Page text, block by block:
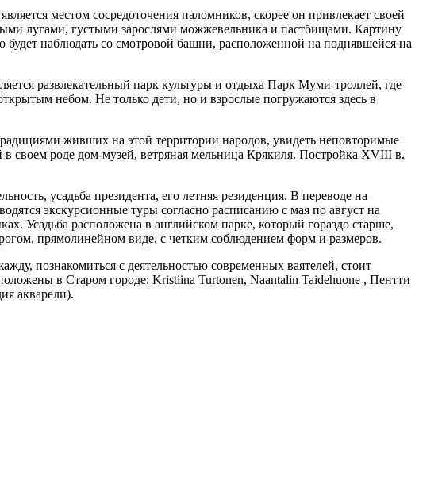
местом сосредоточения паломников, скорее он привлекает своей
лугами, густыми зарослями можжевельника и пастбищами. Картину
будет наблюдать со смотровой башни, расположенной на поднявшейся на
развлекательный парк культуры и отдыха Парк Муми-троллей, где
небом. Не только дети, но и взрослые погружаются здесь в
живших на этой территории народов, увидеть неповторимые
своем роде дом-музей, ветряная мельница Крякиля. Постройка XVIII в.
усадьба президента, его летняя резиденция. В переводе на
экскурсионные туры согласно расписанию с мая по август на
Усадьба расположена в английском парке, который гораздо старше,
прямолинейном виде, с четким соблюдением форм и размеров.
познакомиться с деятельностью современных ваятелей, стоит
в Старом городе: Kristiina Turtonen, Naantalin Taidehuone , Пентти
акварели).